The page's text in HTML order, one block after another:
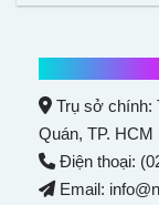
Trụ sở chính:
Quán, TP. HCM
Điện thoại:
Email: